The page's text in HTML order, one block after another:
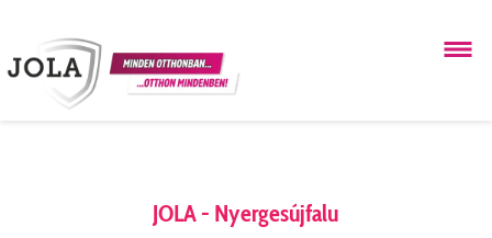
JOLA - Nyergesújfalu